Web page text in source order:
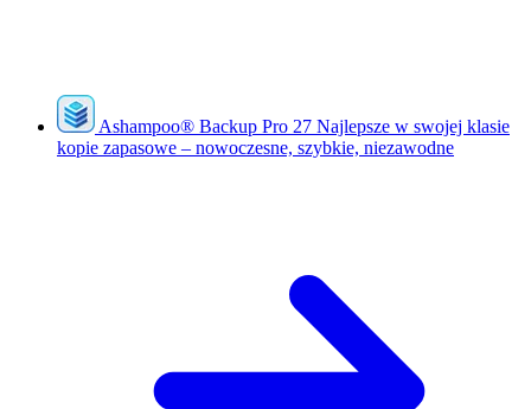
Ashampoo® Backup Pro 27 Najlepsze w swojej klasie
kopie zapasowe – nowoczesne, szybkie, niezawodne